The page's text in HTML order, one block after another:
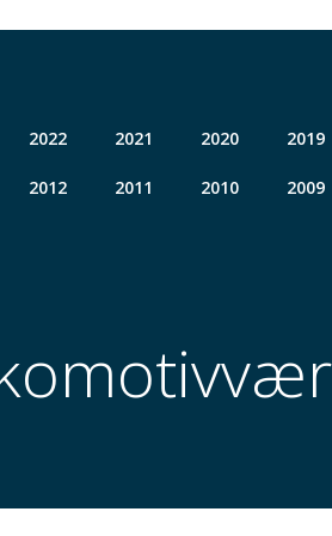
2022 2021 2020 2019
2012 2011 2010 2009